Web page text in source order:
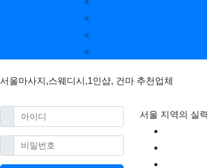
서울마사지,스웨디시,1인샵, 건마 추천업체
서울 지역의 실
아이디필수
비밀번호필수